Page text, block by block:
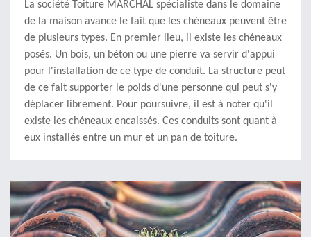
La société Toiture MARCHAL spécialiste dans le domaine
de la maison avance le fait que les chéneaux peuvent être
de plusieurs types. En premier lieu, il existe les chéneaux
posés. Un bois, un béton ou une pierre va servir d'appui
pour l'installation de ce type de conduit. La structure peut
de ce fait supporter le poids d'une personne qui peut s'y
déplacer librement. Pour poursuivre, il est à noter qu'il
existe les chéneaux encaissés. Ces conduits sont quant à
eux installés entre un mur et un pan de toiture.